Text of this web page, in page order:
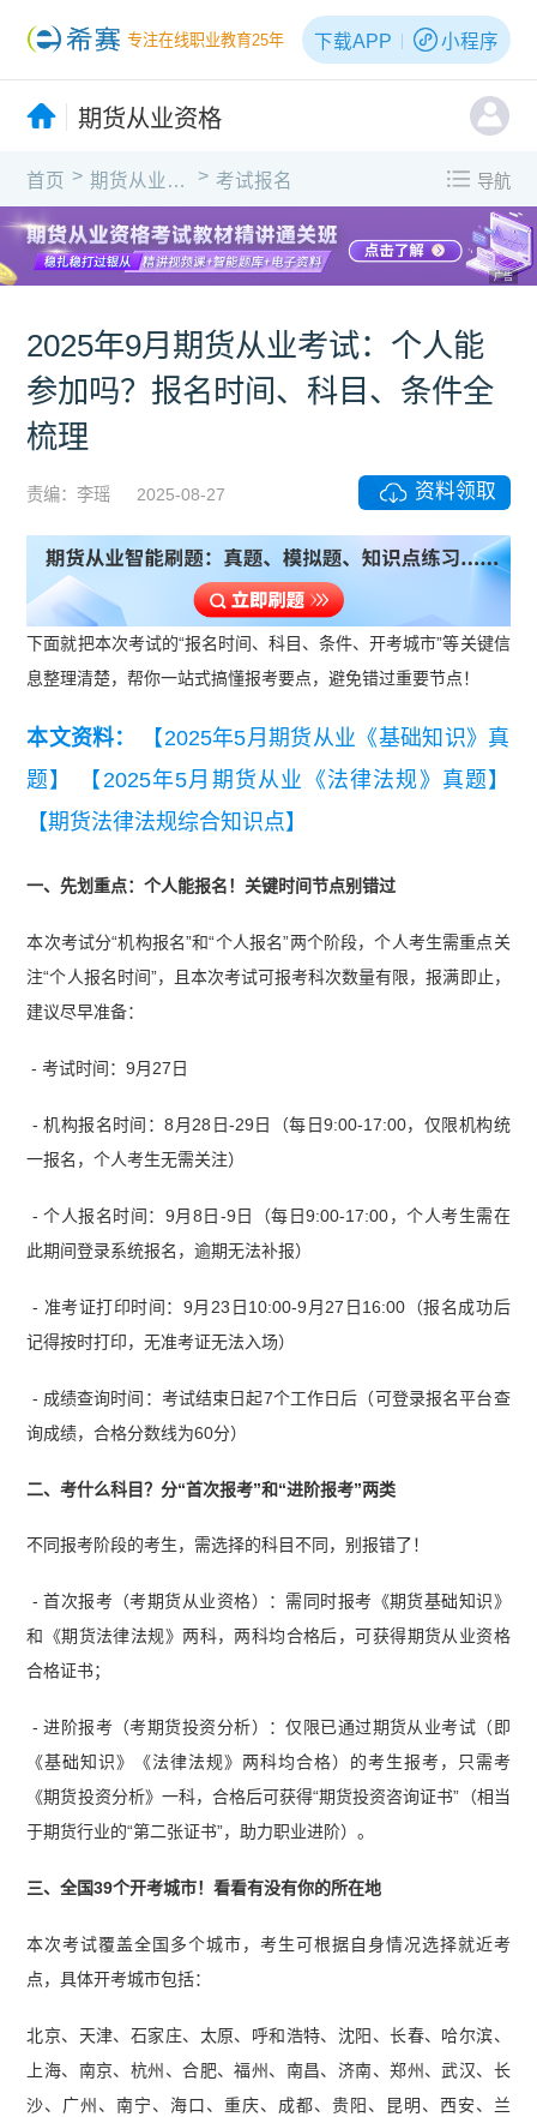
专注在线职业教育25年 下载APP 小程序
期货从业资格
首页 > 期货从业资格 > 考试报名 导航
广告
2025年9月期货从业考试：个人能
参加吗？报名时间、科目、条件全
梳理
责编：李瑶 2025-08-27 资料领取
下面就把本次考试的“报名时间、科目、条件、开考城市”等关键信
息整理清楚，帮你一站式搞懂报考要点，避免错过重要节点！
本文资料：
【2025年5月期货从业《基础知识》真
题】
【2025年5月期货从业《法律法规》真题】
【期货法律法规综合知识点】
一、先划重点：个人能报名！关键时间节点别错过
本次考试分“机构报名”和“个人报名”两个阶段，个人考生需重点关
注“个人报名时间”，且本次考试可报考科次数量有限，报满即止，
建议尽早准备：
- 考试时间：9月27日
- 机构报名时间：8月28日-29日（每日9:00-17:00，仅限机构统
一报名，个人考生无需关注）
- 个人报名时间：9月8日-9日（每日9:00-17:00，个人考生需在
此期间登录系统报名，逾期无法补报）
- 准考证打印时间：9月23日10:00-9月27日16:00（报名成功后
记得按时打印，无准考证无法入场）
- 成绩查询时间：考试结束日起7个工作日后（可登录报名平台查
询成绩，合格分数线为60分）
二、考什么科目？分“首次报考”和“进阶报考”两类
不同报考阶段的考生，需选择的科目不同，别报错了！
- 首次报考（考期货从业资格）：需同时报考《期货基础知识》
和《期货法律法规》两科，两科均合格后，可获得期货从业资格
合格证书；
- 进阶报考（考期货投资分析）：仅限已通过期货从业考试（即
《基础知识》《法律法规》两科均合格）的考生报考，只需考
《期货投资分析》一科，合格后可获得“期货投资咨询证书”（相当
于期货行业的“第二张证书”，助力职业进阶）。
三、全国39个开考城市！看看有没有你的所在地
本次考试覆盖全国多个城市，考生可根据自身情况选择就近考
点，具体开考城市包括：
北京、天津、石家庄、太原、呼和浩特、沈阳、长春、哈尔滨、
上海、南京、杭州、合肥、福州、南昌、济南、郑州、武汉、长
沙、广州、南宁、海口、重庆、成都、贵阳、昆明、西安、兰